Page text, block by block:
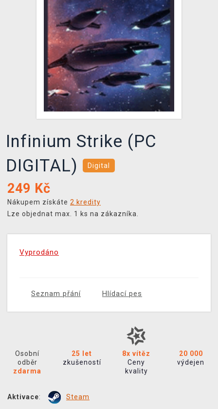
XZONE KLUB
TCG & BOARDGAME HUB
VÝKUP HER (BAZAR)
Infinium Strike (PC
DIGITAL)
Digital
249 Kč
Nákupem získáte 2 kredity
Lze objednat max. 1 ks na zákazníka.
Vyprodáno
Seznam přání Hlídací pes
Osobní
odběr
zdarma
25 let
zkušeností
8x vítěz
Ceny
kvality
20 000
výdejen
Aktivace: Steam